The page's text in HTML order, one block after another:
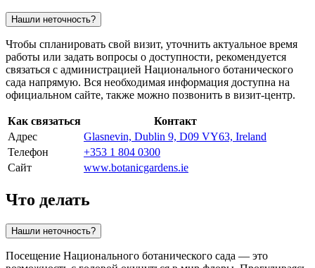
Нашли неточность?
Чтобы спланировать свой визит, уточнить актуальное время
работы или задать вопросы о доступности, рекомендуется
связаться с администрацией Национального ботанического
сада напрямую. Вся необходимая информация доступна на
официальном сайте, также можно позвонить в визит-центр.
Как связаться
Контакт
Адрес
Glasnevin, Dublin 9, D09 VY63, Ireland
Телефон
+353 1 804 0300
Сайт
www.botanicgardens.ie
Что делать
Нашли неточность?
Посещение Национального ботанического сада — это